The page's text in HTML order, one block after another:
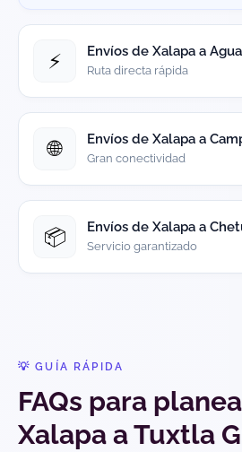
⚡ Envíos de Xalapa a
Ruta directa rápida
🌐 Envíos de Xalapa a
Gran conectividad
📦 Envíos de Xalapa a
Servicio garantizado
💡 GUÍA RÁPIDA
FAQs para
Xalapa a Tuxtla